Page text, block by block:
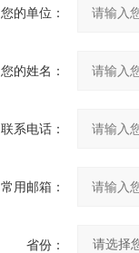
您的单位：
您的姓名：
联系电话：
常用邮箱：
省份：